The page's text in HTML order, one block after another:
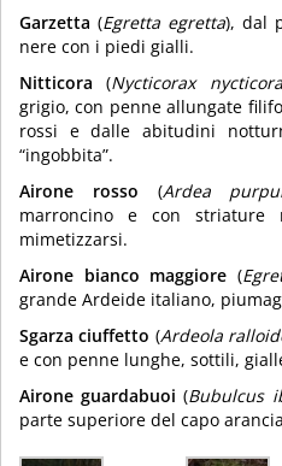
Garzetta (Egretta egretta), dal
nere con i piedi gialli.
Nitticora (Nycticorax
grigio, con penne allungate
rossi e dalle abitudini
“ingobbita”.
Airone rosso (Ardea
marroncino e con striature
mimetizzarsi.
Airone bianco maggiore (
grande Ardeide italiano,
Sgarza ciuffetto (Ardeola
e con penne lunghe, sottili,
Airone guardabuoi (Bubulcus
parte superiore del capo